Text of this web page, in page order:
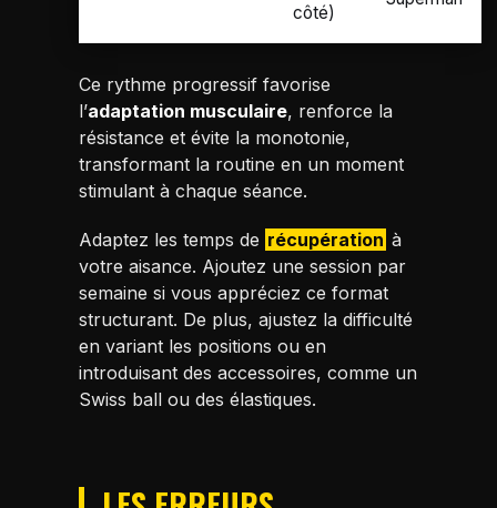
côté)
Ce rythme progressif favorise
l’adaptation musculaire, renforce la
résistance et évite la monotonie,
transformant la routine en un moment
stimulant à chaque séance.
Adaptez les temps de récupération à
votre aisance. Ajoutez une session par
semaine si vous appréciez ce format
structurant. De plus, ajustez la difficulté
en variant les positions ou en
introduisant des accessoires, comme un
Swiss ball ou des élastiques.